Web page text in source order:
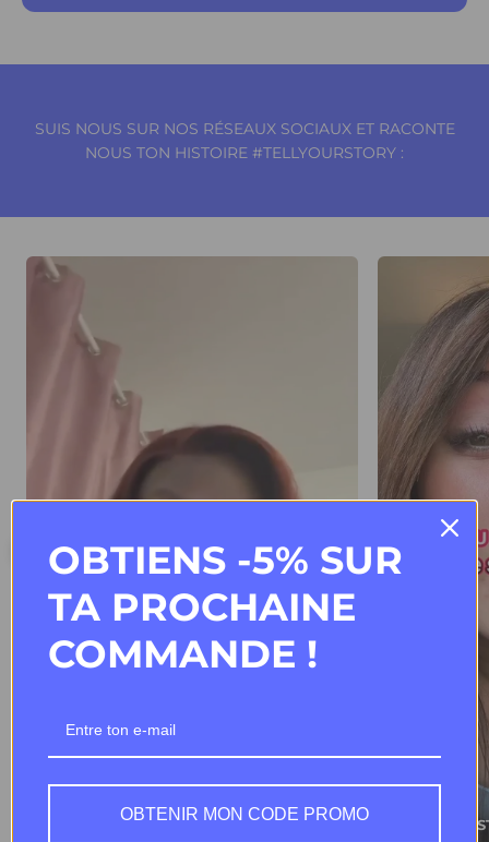
SUIS NOUS SUR NOS RÉSEAUX SOCIAUX ET RACONTE
NOUS TON HISTOIRE #TELLYOURSTORY :
#TELLYOURSTORY
OBTIENS -5% SUR
TA PROCHAINE
COMMANDE !
OBTENIR MON CODE PROMO